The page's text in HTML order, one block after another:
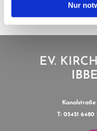
Nur
EV.
T: 05451 6480